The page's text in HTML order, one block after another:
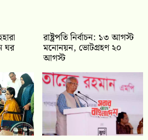
ঘর
রাষ্ট্রপতি নির্বাচন: ১৩ আগস্ট
মনোনয়ন, ভোটগ্রহণ ২০
আগস্ট